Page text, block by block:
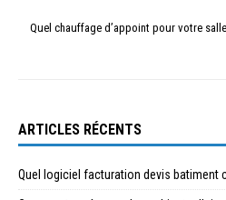
Quel chauffage d’appoint pour votre
ARTICLES RÉCENTS
Quel logiciel facturation devis batiment